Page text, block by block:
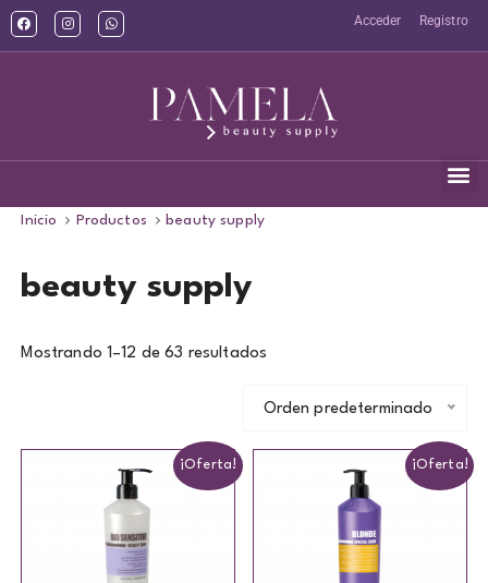
Acceder Registro
Inicio Productos beauty supply
beauty supply
Mostrando 1–12 de 63 resultados
Orden predeterminado
¡Oferta! ¡Oferta!